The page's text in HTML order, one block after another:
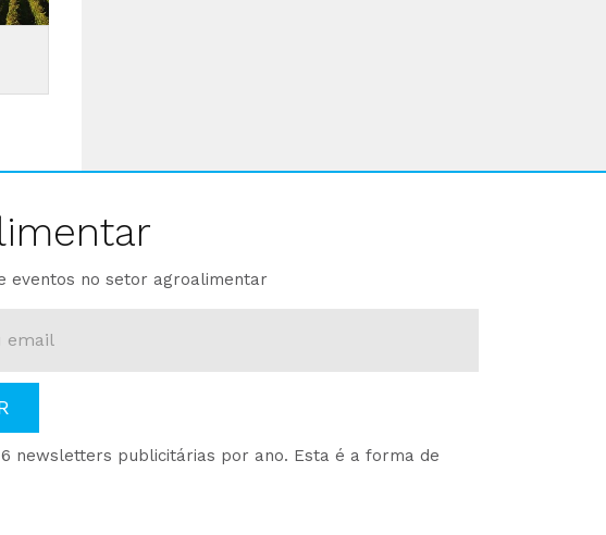
eventos no setor agroalimentar
newsletters publicitárias por ano. Esta é a forma de